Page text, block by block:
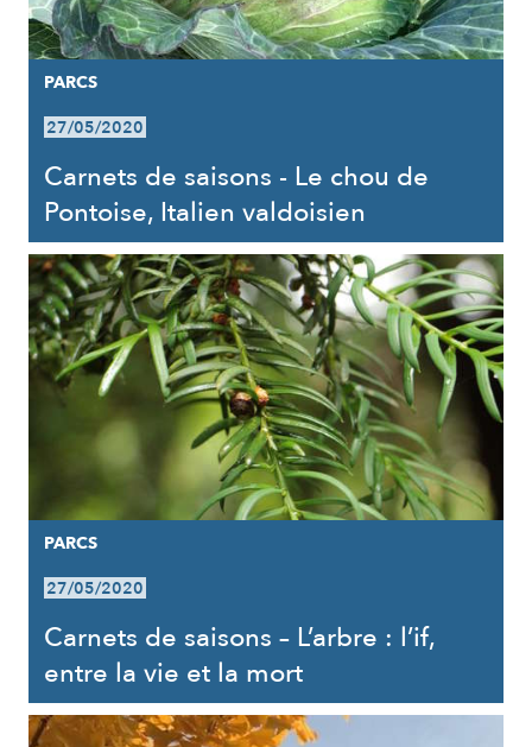
PARCS
27/05/2020
Carnets de saisons - Le chou de
Pontoise, Italien valdoisien
PARCS
27/05/2020
Carnets de saisons – L’arbre : l’if,
entre la vie et la mort